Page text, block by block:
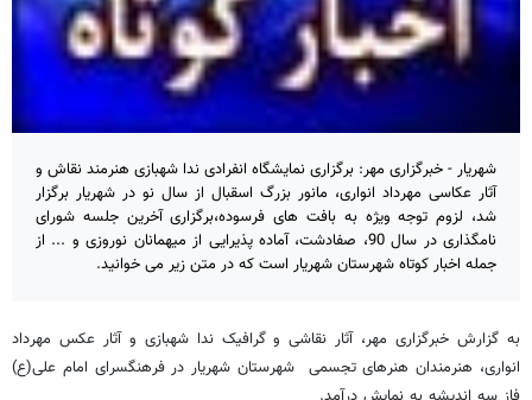
شهریار - خبرگزاری مهر: برگزاری نمایشگاه انفرادی ندا شهبازی هنرمند نقاش و
آثار عکاسی مهرداد انواری، مانور بزرگ اسقبال از سال نو در شهریار برگزار
شد، لزوم توجه ویژه به بافت های فرسوده،‌برگزاری آخرین جلسه شورای
نامگذاری در سال 90، صفادشت، آماده پذیرایی از میهمانان نوروزی و ... از
جمله اخبار کوتاه شهرستان شهریار است که در متن زیر می خوانید.
به گزارش خبرگزاری مهر، آثار نقاشی و گرافیک ندا شهبازی و آثار عکس مهرداد
انواری، هنرمندان هنرهای تجسمی شهرستان شهریار در فرهنگسرای امام علی(ع)